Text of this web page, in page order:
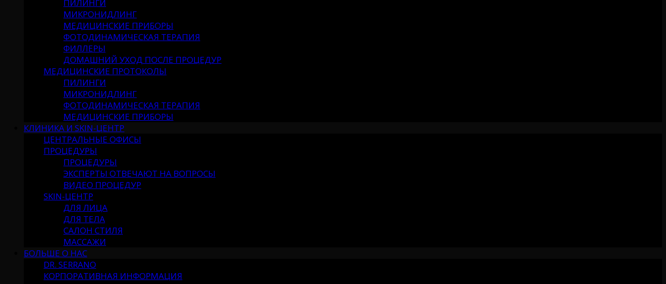
ПИЛИНГИ
МИКРОНИДЛИНГ
МЕДИЦИНСКИЕ ПРИБОРЫ
ФОТОДИНАМИЧЕСКАЯ ТЕРАПИЯ
ФИЛЛЕРЫ
ДОМАШНИЙ УХОД ПОСЛЕ ПРОЦЕДУР
МЕДИЦИНСКИЕ ПРОТОКОЛЫ
ПИЛИНГИ
МИКРОНИДЛИНГ
ФОТОДИНАМИЧЕСКАЯ ТЕРАПИЯ
МЕДИЦИНСКИЕ ПРИБОРЫ
КЛИНИКА И SKIN-ЦЕНТР
ЦЕНТРАЛЬНЫЕ ОФИСЫ
ПРОЦЕДУРЫ
ПРОЦЕДУРЫ
ЭКСПЕРТЫ ОТВЕЧАЮТ НА ВОПРОСЫ
ВИДЕО ПРОЦЕДУР
SKIN-ЦЕНТР
ДЛЯ ЛИЦА
ДЛЯ ТЕЛА
САЛОН СТИЛЯ
МАССАЖИ
БОЛЬШЕ О НАС
DR. SERRANO
КОРПОРАТИВНАЯ ИНФОРМАЦИЯ